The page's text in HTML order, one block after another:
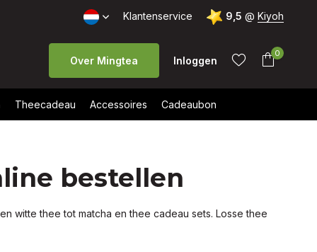
Klantenservice 9,5 @ Kiyoh
Over Mingtea Inloggen
aanmaken
Account
0
Theecadeau Accessoires Cadeaubon
bestellen
witte thee tot matcha en thee cadeau sets. Losse thee